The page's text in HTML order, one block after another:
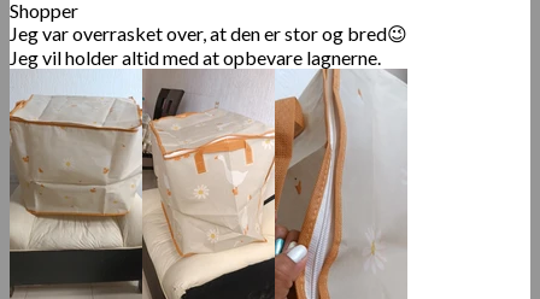
Shopper
Jeg var overrasket over, at den er stor og bred😉
Jeg vil holder altid med at opbevare lagnerne.